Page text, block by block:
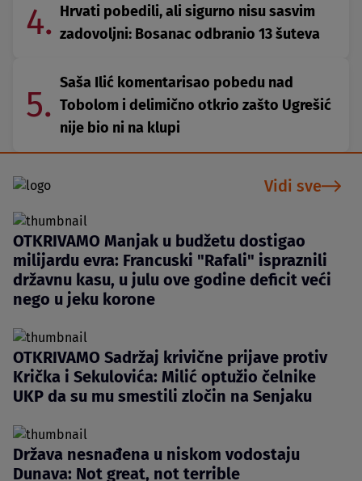
4. Hrvati pobedili, ali sigurno nisu sasvim
zadovoljni: Bosanac odbranio 13 šuteva
5.
Saša Ilić komentarisao pobedu nad
Tobolom i delimično otkrio zašto Ugrešić
nije bio ni na klupi
Vidi sve
OTKRIVAMO Manjak u budžetu dostigao
milijardu evra: Francuski "Rafali" ispraznili
državnu kasu, u julu ove godine deficit veći
nego u jeku korone
OTKRIVAMO Sadržaj krivične prijave protiv
Krička i Sekulovića: Milić optužio čelnike
UKP da su mu smestili zločin na Senjaku
Država nesnađena u niskom vodostaju
Dunava: Not great, not terrible